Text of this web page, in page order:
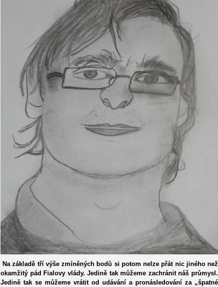
Na základě tří výše zmíněných bodů si potom nelze přát nic jiného než
okamžitý pád Fialovy vlády. Jedině tak můžeme zachránit náš průmysl.
Jedině tak se můžeme vrátit od udávání a pronásledování za „špatné